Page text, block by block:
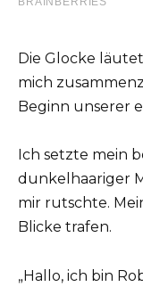
Die Glocke
mich
Beginn unserer
Ich setzte mein
dunkelhaariger
mir rutschte.
Blicke trafen.
„Hallo, ich bin